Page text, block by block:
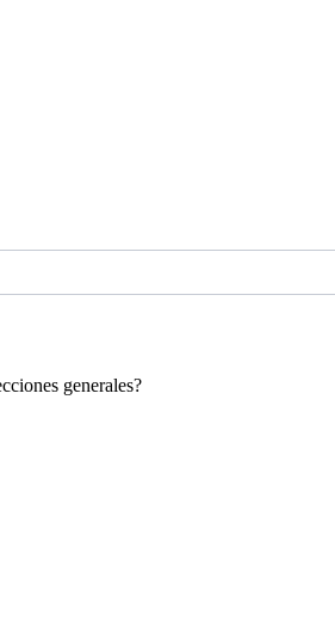
generales?